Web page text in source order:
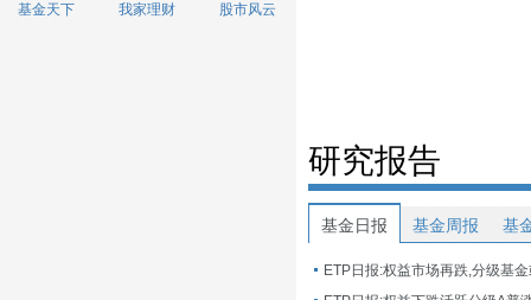
基金天下 我家理财 股市风云
研究报告
基金日报 基金周报 基
ETP日报:权益市场再跌,分级基